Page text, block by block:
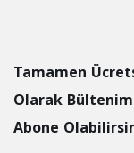
Tamamen
Olarak
Abone